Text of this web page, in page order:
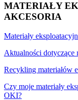
MATERIAŁY
AKCESORIA
Materiały
Aktualności dotyczące
Recykling materiałów
Czy moje materiały
OKI?